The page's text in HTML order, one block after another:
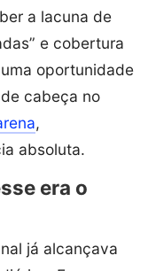
a lacuna de
e cobertura
oportunidade
cabeça no
,
absoluta.
era o
já alcançava